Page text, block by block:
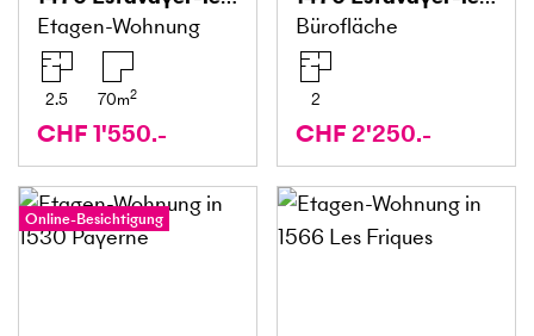
Etagen-Wohnung
2.5 70m2
CHF 1'550.-
Bürofläche
2
CHF 2'250.-
Online-Besichtigung